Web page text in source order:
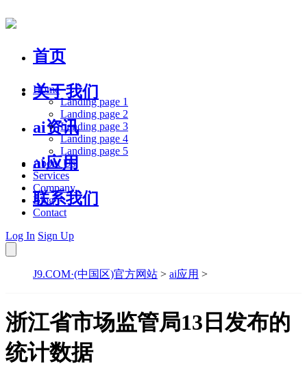
首页
关于我们
ai资讯
ai应用
联系我们
Home
Landing page 1
Landing page 2
Landing page 3
Landing page 4
Landing page 5
About Us
Services
Company
Blog
Contact
Log In Sign Up
J9.COM·(中国区)官方网站 > ai应用 >
浙江省市场监管局13日发布的
统计数据